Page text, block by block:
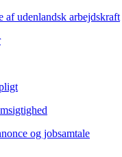
af udenlandsk arbejdskraft
og jobsamtale